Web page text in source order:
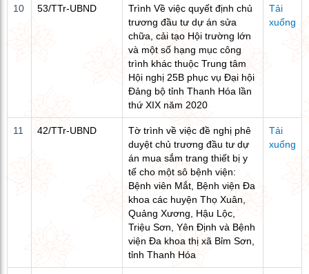
10 53/TTr-UBND
Trình Về việc quyết định chủ
trương đầu tư dự án sửa
chữa, cải tạo Hội trường lớn
và một số hạng mục công
trình khác thuộc Trung tâm
Hội nghị 25B phục vụ Đại hội
Đảng bộ tỉnh Thanh Hóa lần
thứ XIX năm 2020
Tải
xuống
11 42/TTr-UBND
Tờ trình về việc đề nghị phê
duyệt chủ trương đầu tư dự
án mua sắm trang thiết bị y
tế cho một sô bệnh viện:
Bệnh viên Mắt, Bệnh viện Đa
khoa các huyện Thọ Xuân,
Quảng Xương, Hậu Lộc,
Triệu Sơn, Yên Định và Bệnh
viện Đa khoa thị xã Bỉm Sơn,
tỉnh Thanh Hóa
Tải
xuống